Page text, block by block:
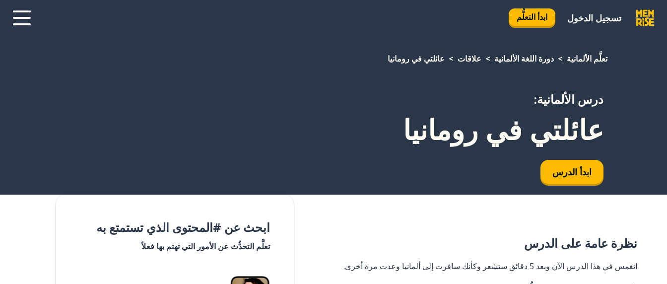
تسجيل الدخول ابدأ التعلُّم
تعلَّم الألمانية دورة اللغة الألمانية علاقات عائلتي في رومانيا
درس الألمانية:
عائلتي في رومانيا
ابدأ الدرس
نظرة عامة على الدرس
انغمس في هذا الدرس الآن وبعد 5 دقائق ستشعر وكأنك سافرت إلى ألمانيا وعدت مرة أخرى.
ابحث عن #المحتوى الذي تستمتع به
تعلَّم التحدُّث عن الأمور التي تهتم بها فعلاً